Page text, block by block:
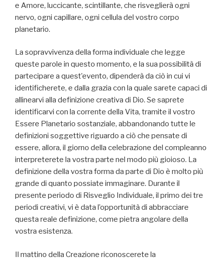
e Amore, luccicante, scintillante, che risveglierà ogni
nervo, ogni capillare, ogni cellula del vostro corpo
planetario.
La sopravvivenza della forma individuale che legge
queste parole in questo momento, e la sua possibilità di
partecipare a quest’evento, dipenderà da ciò in cui vi
identificherete, e dalla grazia con la quale sarete capaci di
allinearvi alla definizione creativa di Dio. Se saprete
identificarvi con la corrente della Vita, tramite il vostro
Essere Planetario sostanziale, abbandonando tutte le
definizioni soggettive riguardo a ciò che pensate di
essere, allora, il giorno della celebrazione del compleanno
interpreterete la vostra parte nel modo più gioioso. La
definizione della vostra forma da parte di Dio è molto più
grande di quanto possiate immaginare. Durante il
presente periodo di Risveglio Individuale, il primo dei tre
periodi creativi, vi è data l’opportunità di abbracciare
questa reale definizione, come pietra angolare della
vostra esistenza.
Il mattino della Creazione riconoscerete la